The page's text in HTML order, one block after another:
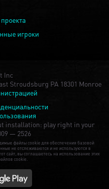
игроки
Inc
Stroudsburg PA 18301 Monroe
installation: play right in your
— 2526
файлы cookie для обеспечения базовой
не отслеживаются и не используются в
сайт, вы соглашаетесь на использование этих
cookie.